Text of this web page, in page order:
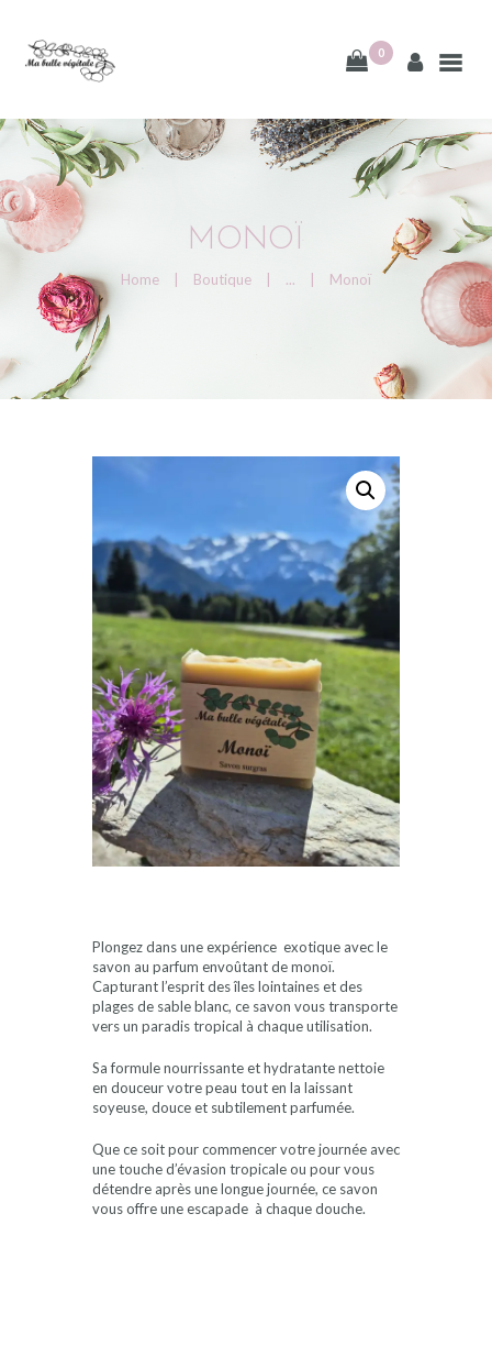
0
MONOÏ
Home Boutique ... Monoï
ACCUEIL
BOUTIQUE
CONTACT
Plongez dans une expérience exotique avec le
savon au parfum envoûtant de monoï.
Capturant l’esprit des îles lointaines et des
plages de sable blanc, ce savon vous transporte
vers un paradis tropical à chaque utilisation.
Sa formule nourrissante et hydratante nettoie
en douceur votre peau tout en la laissant
soyeuse, douce et subtilement parfumée.
Que ce soit pour commencer votre journée avec
une touche d’évasion tropicale ou pour vous
détendre après une longue journée, ce savon
vous offre une escapade à chaque douche.